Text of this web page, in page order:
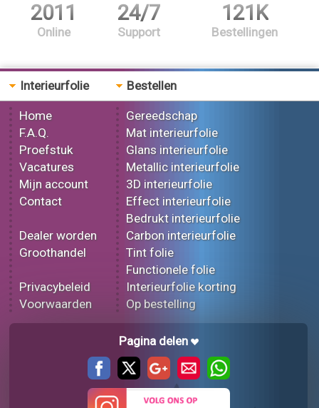
2011
Online
24/7
Support
121K
Bestellingen
Interieurfolie
Home
F.A.Q.
Proefstuk
Vacatures
Mijn account
Contact
Dealer worden
Groothandel
Privacybeleid
Voorwaarden
Bestellen
Gereedschap
Mat interieurfolie
Glans interieurfolie
Metallic interieurfolie
3D interieurfolie
Effect interieurfolie
Bedrukt interieurfolie
Carbon interieurfolie
Tint folie
Functionele folie
Interieurfolie korting
Op bestelling
Pagina delen